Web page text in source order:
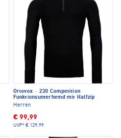
Ortovox · 230 Competition
Funktionsunterhemd mit Halfzip
Herren
€ 99,99
UVP* € 129,99